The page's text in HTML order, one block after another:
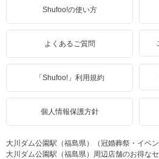
Shufoo!の使い方
よくあるご質問
「Shufoo!」利用規約
個人情報保護方針
大川ダム公園駅（福島県）（冠婚葬祭・イベ
大川ダム公園駅（福島県）周辺店舗のお得な